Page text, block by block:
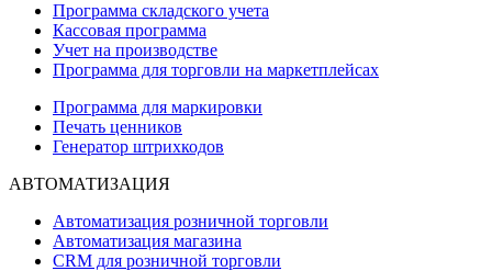
Программа складского учета
Кассовая программа
Учет на производстве
Программа для торговли на маркетплейсах
Программа для маркировки
Печать ценников
Генератор штрихкодов
АВТОМАТИЗАЦИЯ
Автоматизация розничной торговли
Автоматизация магазина
CRM для розничной торговли